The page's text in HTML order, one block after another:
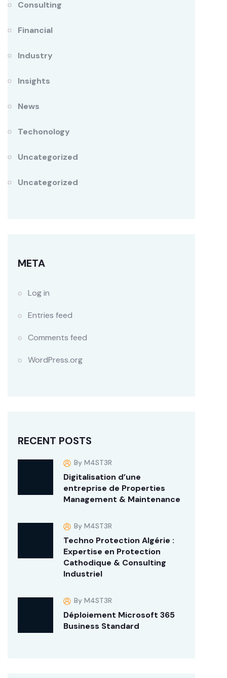
Consulting
Financial
Industry
Insights
News
Techonology
Uncategorized
Uncategorized
META
Log in
Entries feed
Comments feed
WordPress.org
RECENT POSTS
By M4ST3R
Digitalisation d’une
entreprise de Properties
Management & Maintenance
By M4ST3R
Techno Protection Algérie :
Expertise en Protection
Cathodique & Consulting
Industriel
By M4ST3R
Déploiement Microsoft 365
Business Standard